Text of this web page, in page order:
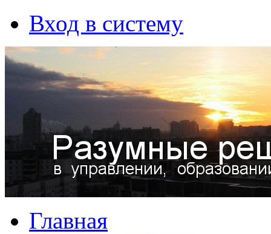
Вход в систему
Главная